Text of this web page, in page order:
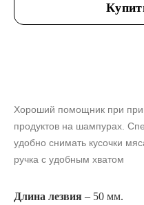
Хороший помощник при
продуктов на шампурах.
удобно снимать кусочки
ручка с удобным хватом
Длина лезвия – 50 мм.